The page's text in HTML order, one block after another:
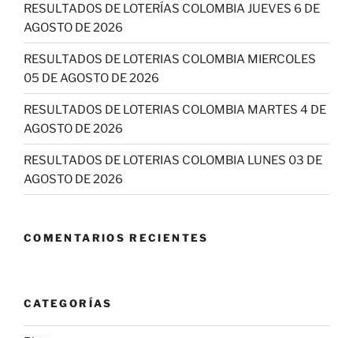
RESULTADOS DE LOTERÍAS COLOMBIA JUEVES 6 DE
AGOSTO DE 2026
RESULTADOS DE LOTERIAS COLOMBIA MIERCOLES
05 DE AGOSTO DE 2026
RESULTADOS DE LOTERIAS COLOMBIA MARTES 4 DE
AGOSTO DE 2026
RESULTADOS DE LOTERIAS COLOMBIA LUNES 03 DE
AGOSTO DE 2026
COMENTARIOS RECIENTES
CATEGORÍAS